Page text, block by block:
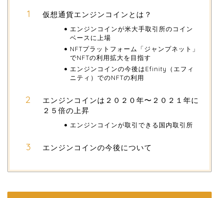
仮想通貨エンジンコインとは？
エンジンコインが米大手取引所のコイン
ベースに上場
NFTプラットフォーム「ジャンプネット」
でNFTの利用拡大を目指す
エンジンコインの今後はEfinity（エフィ
ニティ）でのNFTの利用
エンジンコインは２０２０年〜２０２１年に
２５倍の上昇
エンジンコインが取引できる国内取引所
エンジンコインの今後について